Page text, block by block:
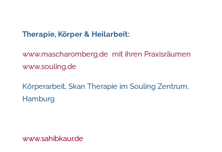
Therapie, Körper & Heilarbeit:
www.mascharomberg.de mit ihren Praxisräumen
www.souling.de
Körperarbeit, Skan Therapie im Souling Zentrum,
Hamburg
www.sahibkaur.de